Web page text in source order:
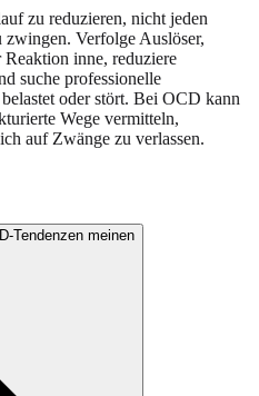
zu reduzieren, nicht jeden
Verfolge Auslöser,
inne, reduziere
suche professionelle
oder stört. Bei OCD kann
Wege vermitteln,
auf Zwänge zu verlassen.
Tendenzen meinen